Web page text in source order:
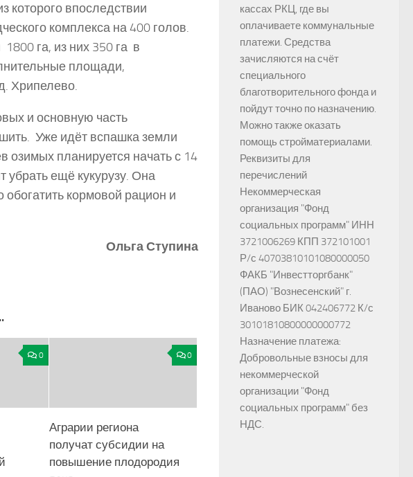
которого впоследствии
комплекса на 400 голов.
га, из них 350 га в
площади,
Хрипелево.
и основную часть
Уже идёт вспашка земли
озимых планируется начать с 14
убрать ещё кукурузу. Она
кормовой рацион и
Ольга Ступина
0 0
Аграрии региона
получат субсидии на
повышение плодородия
кассах РКЦ, где вы
оплачиваете коммунальные
платежи. Средства
зачисляются на счёт
специального
благотворительного фонда и
пойдут точно по назначению.
Можно также оказать
помощь стройматериалами.
Реквизиты для
перечислений
Некоммерческая
организация "Фонд
социальных программ" ИНН
3721006269 КПП 372101001
Р/с 40703810101080000050
ФАКБ "Инвестторгбанк"
(ПАО) "Вознесенский" г.
Иваново БИК 042406772 К/с
30101810800000000772
Назначение платежа:
Добровольные взносы для
некоммерческой
организации "Фонд
социальных программ" без
НДС.